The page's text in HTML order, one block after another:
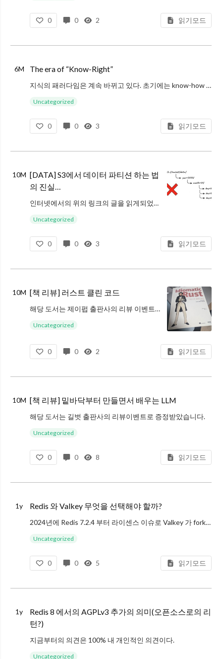
0 0 2 읽기모드
6M The era of “Know-Right”
지식의 패러다임은 계속 바뀌고 있다. 초기에는 know-how 의 시대였다. 개인의 경험과 숙련이 가장 큰 자산이고, 이런 것들이 사람의 머릿속이나 일부 조직내에서만 전수되는 그런 시대였다. 그래서 know-how의 시대의 핵심
Uncategorized
0 0 3 읽기모드
10M [DATA] S3에서 데이터 파티션 하는 법
의 진실…
인터넷에서의 위의 링크의 글을 읽게되었다. 데이터 엔지니어링에서 오래 업무를 본 사람들은 습관적으로 아래 이미지와 같은 형태로 데이터를 파티셔닝 하는 경우가 많다. 크게 버컷에 데이터 종류에 따라 나누고 s3://bucket/da
Uncategorized
0 0 3 읽기모드
10M [책 리뷰] 러스트 클린 코드
해당 도서는 제이펍 출판사의 리뷰 이벤트로 증정받았습니다.
저는 2015년에 러스트를 처음 접했습니다. 하지만 당시에는 샘플 코드만 조금 들여다보다가 “참 어렵다”는 생각만 하고 제대로 익히지 못했습니다. 그래서 지금은 거의 기억
Uncategorized
0 0 2 읽기모드
10M [책 리뷰] 밑바닥부터 만들면서 배우는 LLM
해당 도서는 길벗 출판사의 리뷰이벤트로 증정받았습니다.
OpenAI에서 GPT가 나온이후로, 수 많은 LLM(Large Language Model)이 나오게 되었습니다. llama나 deepseek, qwen과 같은 sLM 까지
Uncategorized
0 0 8 읽기모드
1y Redis 와 Valkey 무엇을 선택해야 할까?
2024년에 Redis 7.2.4 부터 라이센스 이슈로 Valkey 가 fork 되면서 많은 사람들이 Redis와 Valkey 중에 무엇을 사용해야 하는가? 그럼 어떤 차이가 있는지에 대한 질문이 꽤 많습니다. 그래서 거기에 대한
Uncategorized
0 0 5 읽기모드
1y
Redis 8 에서의 AGPLv3 추가의 의미(오픈소스로의 리
턴?)
지금부터의 의견은 100% 내 개인적인 의견이다.
2024년 Redis 생태계에서 아주 충격적인 일이 일어났다. Redis 7.2.4 부터 Redis 의 오픈소스 라이센스가 기존의 BSDv3 에서 Redis Source Avai
Uncategorized